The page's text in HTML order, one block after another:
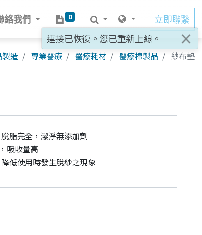
絡我們 0 立即聯繫
製造 專業醫療 醫療耗材 醫療棉製品 紗布墊
脂完全，潔淨無添加劑
吸收量高
低使用時發生脫紗之現象
×
連接已恢復。您已重新上線。